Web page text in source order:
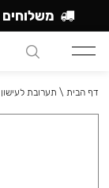
דף הבית \ תערובת לעישון
משלוחים